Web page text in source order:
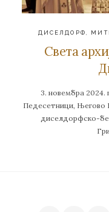
ДИСЕЛДОРФ,
Света
3. новембра 2024.
Педесетници, Његово
диселдорфско-